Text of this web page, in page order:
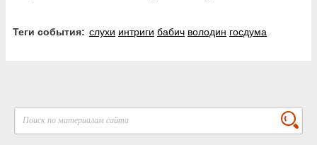
Теги события: слухи интриги бабич володин госдума